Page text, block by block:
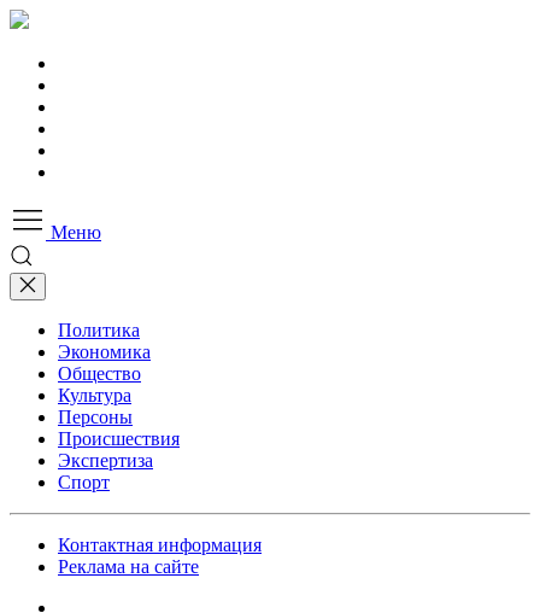
Меню
Политика
Экономика
Общество
Культура
Персоны
Происшествия
Экспертиза
Спорт
Контактная информация
Реклама на сайте